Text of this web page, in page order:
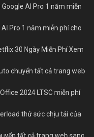
AI Pro 1 năm miễn
Pro 1 năm miễn phí cho
30 Ngày Miễn Phí Xem
chuyển tất cả trang web
2024 LTSC miễn phí
thử sức chịu tải của
tất cả trang web sang